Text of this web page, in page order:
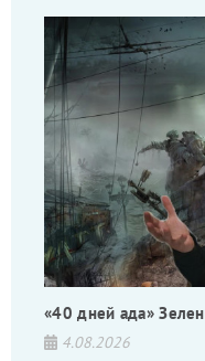
«40 дней ада»
4.08.2026